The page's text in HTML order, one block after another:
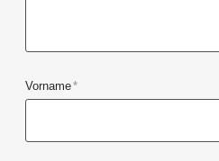
Vorname*